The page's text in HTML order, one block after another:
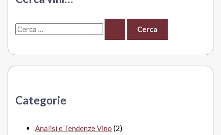
Cortaccia
C
r
:Categorie
Analisi e Tendenze Vino (2)